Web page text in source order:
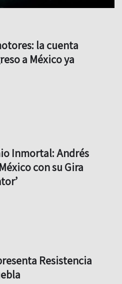
la cuenta
a México ya
Inmortal: Andrés
con su Gira
Resistencia